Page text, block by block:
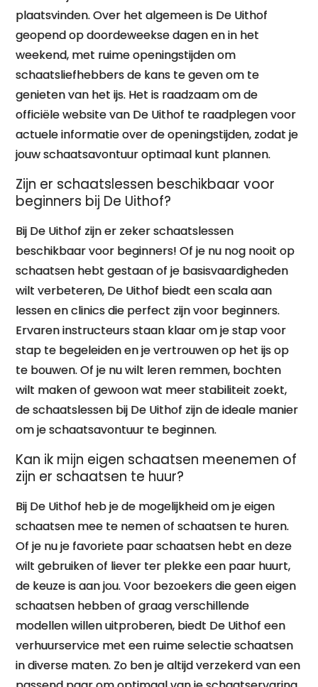
plaatsvinden. Over het algemeen is De Uithof
geopend op doordeweekse dagen en in het
weekend, met ruime openingstijden om
schaatsliefhebbers de kans te geven om te
genieten van het ijs. Het is raadzaam om de
officiële website van De Uithof te raadplegen voor
actuele informatie over de openingstijden, zodat je
jouw schaatsavontuur optimaal kunt plannen.
Zijn er schaatslessen beschikbaar voor
beginners bij De Uithof?
Bij De Uithof zijn er zeker schaatslessen
beschikbaar voor beginners! Of je nu nog nooit op
schaatsen hebt gestaan of je basisvaardigheden
wilt verbeteren, De Uithof biedt een scala aan
lessen en clinics die perfect zijn voor beginners.
Ervaren instructeurs staan klaar om je stap voor
stap te begeleiden en je vertrouwen op het ijs op
te bouwen. Of je nu wilt leren remmen, bochten
wilt maken of gewoon wat meer stabiliteit zoekt,
de schaatslessen bij De Uithof zijn de ideale manier
om je schaatsavontuur te beginnen.
Kan ik mijn eigen schaatsen meenemen of
zijn er schaatsen te huur?
Bij De Uithof heb je de mogelijkheid om je eigen
schaatsen mee te nemen of schaatsen te huren.
Of je nu je favoriete paar schaatsen hebt en deze
wilt gebruiken of liever ter plekke een paar huurt,
de keuze is aan jou. Voor bezoekers die geen eigen
schaatsen hebben of graag verschillende
modellen willen uitproberen, biedt De Uithof een
verhuurservice met een ruime selectie schaatsen
in diverse maten. Zo ben je altijd verzekerd van een